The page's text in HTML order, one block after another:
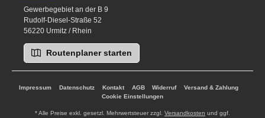
Gewerbegebiet an der B 9
Rudolf-Diesel-Straße 52
56220 Urmitz / Rhein
Routenplaner starten
Impressum Datenschutz Kontakt AGB Widerruf
Versand & Zahlung
Cookie Einstellungen
* Alle Preise exkl. gesetzl. Mehrwertsteuer zzgl. Versandkosten und ggf.